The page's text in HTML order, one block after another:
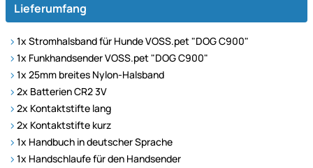
Lieferumfang
1x Stromhalsband für Hunde VOSS.pet "DOG C900"
1x Funkhandsender VOSS.pet "DOG C900"
1x 25mm breites Nylon-Halsband
2x Batterien CR2 3V
2x Kontaktstifte lang
2x Kontaktstifte kurz
1x Handbuch in deutscher Sprache
1x Handschlaufe für den Handsender